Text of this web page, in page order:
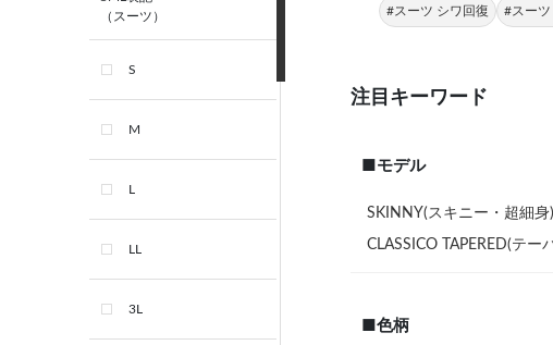
（スーツ）
S
M
L
LL
3L
#スーツ シワ回復 #スーツ
注目キーワード
■モデル
SKINNY(スキニー・超細身)
CLASSICO TAPERED(テー
■色柄